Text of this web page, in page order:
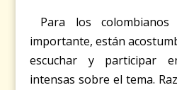
Para los
importante, están
escuchar y participar
intensas sobre el tema.